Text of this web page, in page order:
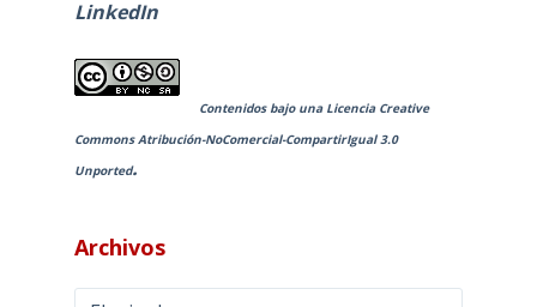
Contenidos bajo una Licencia Creative
Commons Atribución-NoComercial-CompartirIgual 3.0
Unported.
Archivos
Archivos